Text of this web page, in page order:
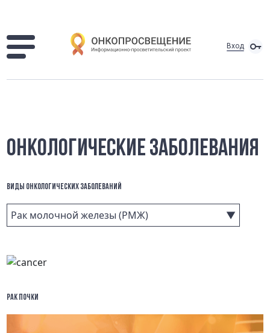
Вход
ОНКОЛОГИЧЕСКИЕ ЗАБОЛЕВАНИЯ
ВИДЫ ОНКОЛОГИЧЕСКИХ ЗАБОЛЕВАНИЙ
Рак молочной железы (РМЖ)
РАК ПОЧКИ